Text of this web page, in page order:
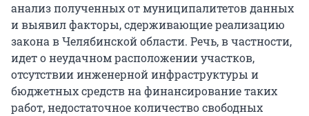
анализ полученных от муниципалитетов данных
и выявил факторы, сдерживающие реализацию
закона в Челябинской области. Речь, в частности,
идет о неудачном расположении участков,
отсутствии инженерной инфраструктуры и
бюджетных средств на финансирование таких
работ, недостаточное количество свободных